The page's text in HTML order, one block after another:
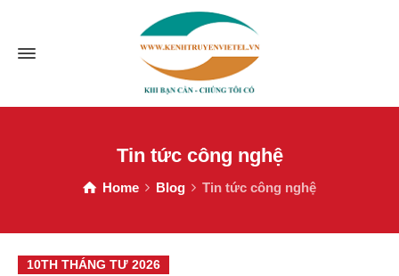
Tin tức công nghệ
Home Blog Tin tức công nghệ
10TH THÁNG TƯ 2026